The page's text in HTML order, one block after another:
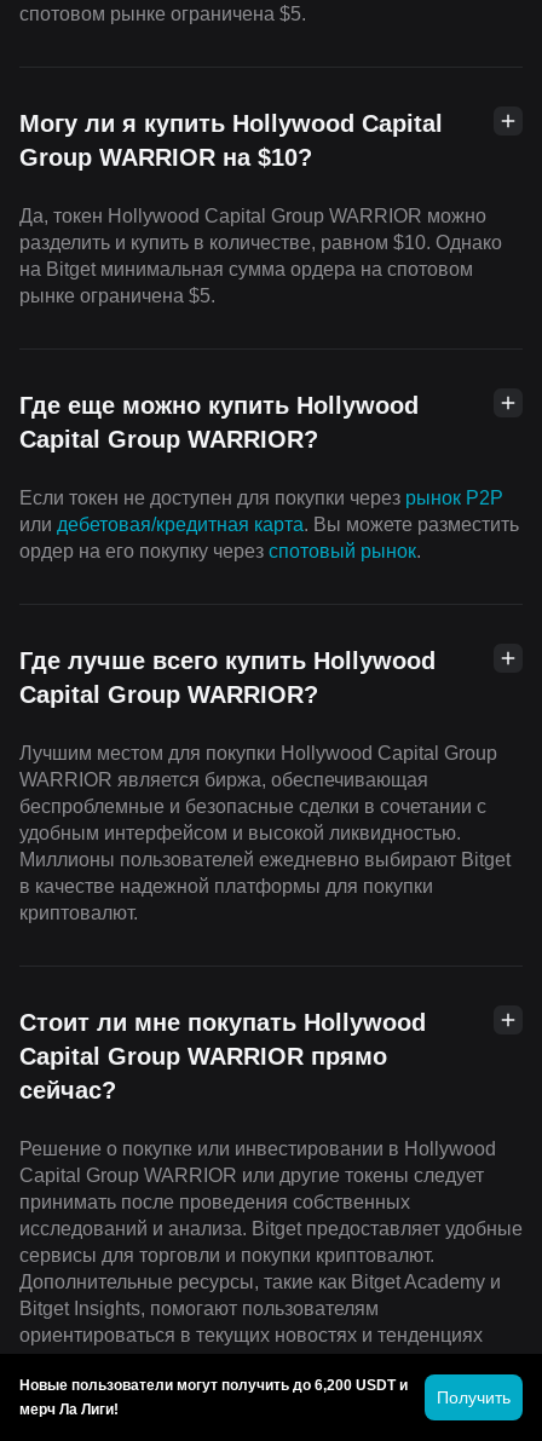
спотовом рынке ограничена $5.
Могу ли я купить Hollywood Capital
Group WARRIOR на $10?
Да, токен Hollywood Capital Group WARRIOR можно
разделить и купить в количестве, равном $10. Однако
на Bitget минимальная сумма ордера на спотовом
рынке ограничена $5.
Где еще можно купить Hollywood
Capital Group WARRIOR?
Если токен не доступен для покупки через рынок P2P
или дебетовая/кредитная карта. Вы можете разместить
ордер на его покупку через cпотовый рынок.
Где лучше всего купить Hollywood
Capital Group WARRIOR?
Лучшим местом для покупки Hollywood Capital Group
WARRIOR является биржа, обеспечивающая
беспроблемные и безопасные сделки в сочетании с
удобным интерфейсом и высокой ликвидностью.
Миллионы пользователей ежедневно выбирают Bitget
в качестве надежной платформы для покупки
криптовалют.
Стоит ли мне покупать Hollywood
Capital Group WARRIOR прямо
сейчас?
Решение о покупке или инвестировании в Hollywood
Capital Group WARRIOR или другие токены следует
принимать после проведения собственных
исследований и анализа. Bitget предоставляет удобные
сервисы для торговли и покупки криптовалют.
Дополнительные ресурсы, такие как Bitget Academy и
Bitget Insights, помогают пользователям
ориентироваться в текущих новостях и тенденциях
Новые пользователи могут получить до 6,200 USDT и
мерч Ла Лиги!
Получить